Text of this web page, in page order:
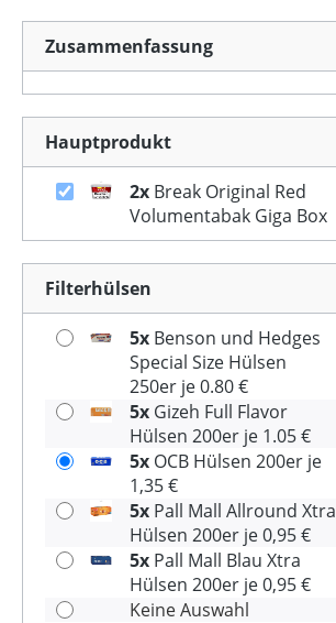
Zusammenfassung
Hauptprodukt
2x Break Original Red
Volumentabak Giga Box
Filterhülsen
5x Benson und Hedges
Special Size Hülsen
250er je 0.80 €
5x Gizeh Full Flavor
Hülsen 200er je 1.05 €
5x OCB Hülsen 200er je
1,35 €
5x Pall Mall Allround Xtra
Hülsen 200er je 0,95 €
5x Pall Mall Blau Xtra
Hülsen 200er je 0,95 €
Keine Auswahl